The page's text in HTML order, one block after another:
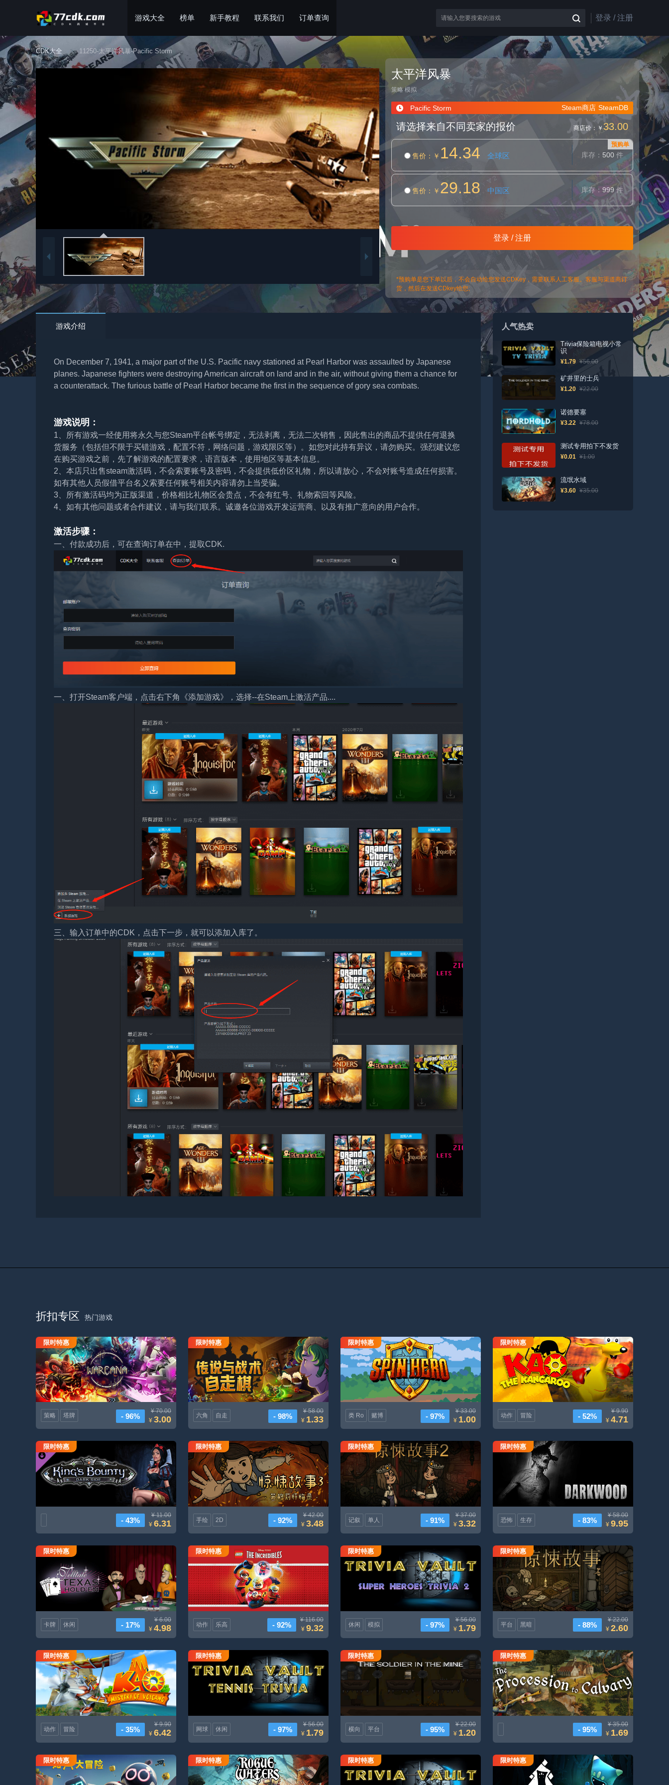
游戏大全 榜单 新手教程 联系我们 订单查询 登录 / 注册
CDK大全 11250-太平洋风暴-Pacific Storm
太平洋风暴
策略 模拟
Pacific Storm SteamDB
Steam商店
请选择来自不同卖家的报价 商店价： ￥33.00
预购单
售价 ：￥ 14.34 全球区 库存： 500件
售价 ：￥ 29.18 中国区 库存： 999 件
登录 / 注册
*预购单是您下单以后，不会自动给您发送CDKey，需要联系人工客服。客服与渠道商订
货，然后在发送CDkey给您;
游戏介绍
On December 7, 1941, a major part of the U.S. Pacific navy stationed at Pearl Harbor was assaulted by Japanese
planes. Japanese fighters were destroying American aircraft on land and in the air, without giving them a chance for
a counterattack. The furious battle of Pearl Harbor became the first in the sequence of gory sea combats.
游戏说明：
1、所有游戏一经使用将永久与您Steam平台帐号绑定，无法剥离，无法二次销售，因此售出的商品不提供任何退换
货服务（包括但不限于买错游戏，配置不符，网络问题，游戏限区等）。如您对此持有异议，请勿购买。强烈建议您
在购买游戏之前，先了解游戏的配置要求，语言版本，使用地区等基本信息。
2、本店只出售steam激活码，不会索要账号及密码，不会提供低价区礼物，所以请放心，不会对账号造成任何损害。
如有其他人员假借平台名义索要任何账号相关内容请勿上当受骗。
3、所有激活码均为正版渠道，价格相比礼物区会贵点，不会有红号、礼物索回等风险。
4、如有其他问题或者合作建议，请与我们联系。诚邀各位游戏开发运营商、以及有推广意向的用户合作。
激活步骤：
一、付款成功后，可在查询订单在中，提取CDK.
一、打开Steam客户端，点击右下角《添加游戏》，选择--在Steam上激活产品....
三、输入订单中的CDK，点击下一步，就可以添加入库了。
人气热卖
Trivia保险箱电视小常
识
¥1.79 ¥56.00
矿井里的士兵
¥1.20 ¥22.00
诺德要塞
¥3.22 ¥78.00
测试专用拍下不发货
¥0.01 ¥1.00
流氓水域
¥3.60 ¥35.00
折扣专区 热门游戏
奥术战团
限时特惠
策略 塔牌 - 96%
¥ 70.00
¥ 3.00
传说与战术自走棋
限时特惠
六角 自走 - 98%
¥ 58.00
¥ 1.33
拉杆英雄
限时特惠
类 Ro 赌博 - 97%
¥ 33.00
¥ 1.00
《高袋鼠2000》重新上映
限时特惠
动作 冒险 - 52%
¥ 9.90
¥ 4.71
King's Bounty: Dark Side Premium Edition Upgrade
限时特惠
- 43%
¥ 11.00
¥ 6.31
惊悚故事3英格莉忏悔录
限时特惠
手绘 2D - 92%
¥ 42.00
¥ 3.48
惊悚故事2
限时特惠
记叙 单人 - 91%
¥ 37.00
¥ 3.32
限时特惠
恐怖 生存 - 83%
¥ 58.00
¥ 9.95
Telltale得克萨斯州Hold Em
限时特惠
卡牌 休闲 - 17%
¥ 6.00
¥ 4.98
乐高超人
限时特惠
动作 乐高 - 92%
¥ 116.00
¥ 9.32
小知识库超级英雄小知识2
限时特惠
休闲 模拟 - 97%
¥ 56.00
¥ 1.79
惊悚故事
限时特惠
平台 黑暗 - 88%
¥ 22.00
¥ 2.60
《火山的袋鼠之谜》2005年重映
限时特惠
动作 冒险 - 35%
¥ 9.90
¥ 6.42
跳马网球小常识
限时特惠
网球 休闲 - 97%
¥ 56.00
¥ 1.79
限时特惠
横向 平台 - 95%
¥ 22.00
¥ 1.20
前往髅地的行列
限时特惠
- 95%
¥ 35.00
¥ 1.69
知只大冒险
限时特惠 流氓水域
限时特惠 Trivia Vault技术Trivia豪华版
限时特惠 最后的篝火
限时特惠